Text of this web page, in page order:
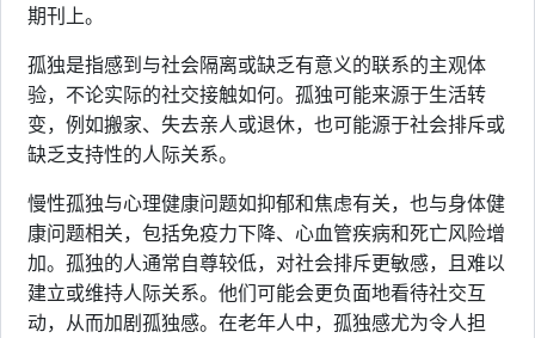
期刊上。
孤独是指感到与社会隔离或缺乏有意义的联系的主观体
验，不论实际的社交接触如何。孤独可能来源于生活转
变，例如搬家、失去亲人或退休，也可能源于社会排斥或
缺乏支持性的人际关系。
慢性孤独与心理健康问题如抑郁和焦虑有关，也与身体健
康问题相关，包括免疫力下降、心血管疾病和死亡风险增
加。孤独的人通常自尊较低，对社会排斥更敏感，且难以
建立或维持人际关系。他们可能会更负面地看待社交互
动，从而加剧孤独感。在老年人中，孤独感尤为令人担